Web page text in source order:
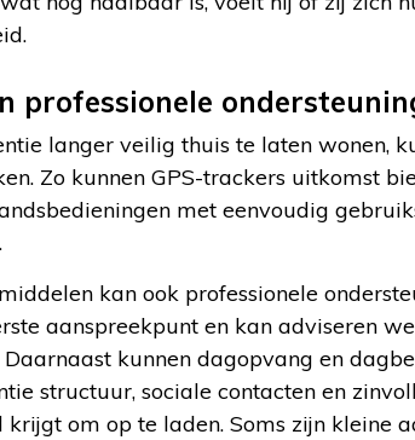
professionele
langer veilig thuis te laten wonen,
Zo kunnen GPS-trackers uitkomst
met eenvoudig
kan ook professionele
aanspreekpunt en kan adviseren
kunnen dagopvang en
structuur, sociale contacten en
om op te laden. Soms zijn kleine